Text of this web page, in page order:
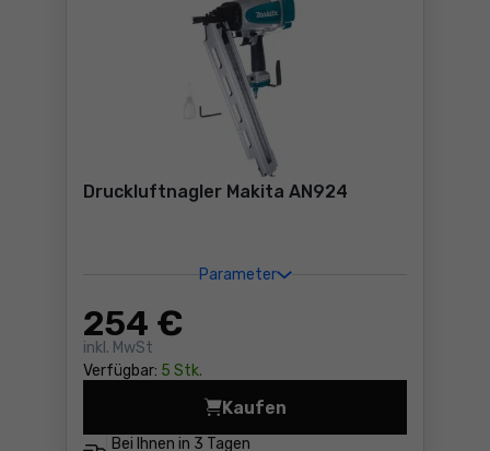
Druckluftnagler Makita AN924
Parameter
254 €
inkl. MwSt
Verfügbar: 5 Stk.
Bei Ihnen in 3 Tagen
Kaufen
Druckluftnagler Makita